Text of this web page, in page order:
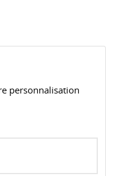
personnalisation